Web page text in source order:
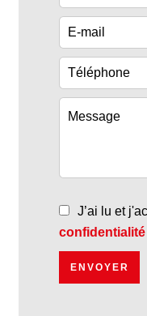
J’ai lu et
confidentialité
ENVOYER